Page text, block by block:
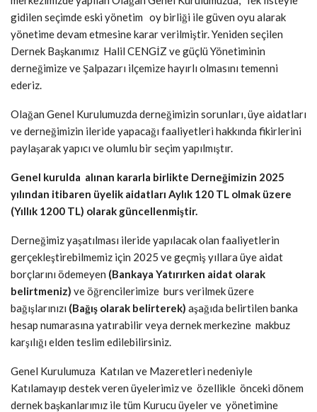
gidilen seçimde eski yönetim oy birliği ile güven oyu alarak
yönetime devam etmesine karar verilmiştir. Yeniden seçilen
Dernek Başkanımız Halil CENGİZ ve güçlü Yönetiminin
derneğimize ve Şalpazarı ilçemize hayırlı olmasını temenni
ederiz.
Olağan Genel Kurulumuzda derneğimizin sorunları, üye aidatları
ve derneğimizin ileride yapacağı faaliyetleri hakkında fikirlerini
paylaşarak yapıcı ve olumlu bir seçim yapılmıştır.
Genel kurulda alınan kararla birlikte Derneğimizin 2025
yılından itibaren üyelik aidatları Aylık 120 TL olmak üzere
(Yıllık 1200 TL) olarak güncellenmiştir.
Derneğimiz yaşatılması ileride yapılacak olan faaliyetlerin
gerçekleştirebilmemiz için 2025 ve geçmiş yıllara üye aidat
borçlarını ödemeyen (Bankaya Yatırırken aidat olarak
belirtmeniz) ve öğrencilerimize burs verilmek üzere
bağışlarınızı (Bağış olarak belirterek) aşağıda belirtilen banka
hesap numarasına yatırabilir veya dernek merkezine makbuz
karşılığı elden teslim edilebilirsiniz.
Genel Kurulumuza Katılan ve Mazeretleri nedeniyle
Katılamayıp destek veren üyelerimiz ve özellikle önceki dönem
dernek başkanlarımız ile tüm Kurucu üyeler ve yönetimine